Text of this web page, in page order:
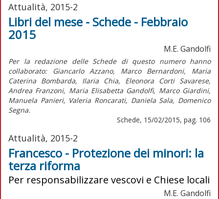
Attualità, 2015-2
Libri del mese - Schede - Febbraio
2015
M.E. Gandolfi
Per la redazione delle Schede di questo numero hanno
collaborato: Giancarlo Azzano, Marco Bernardoni, Maria
Caterina Bombarda, Ilaria Chia, Eleonora Corti Savarese,
Andrea Franzoni, Maria Elisabetta Gandolfi, Marco Giardini,
Manuela Panieri, Valeria Roncarati, Daniela Sala, Domenico
Segna.
Schede, 15/02/2015, pag. 106
Attualità, 2015-2
Francesco - Protezione dei minori: la
terza riforma
Per responsabilizzare vescovi e Chiese locali
M.E. Gandolfi